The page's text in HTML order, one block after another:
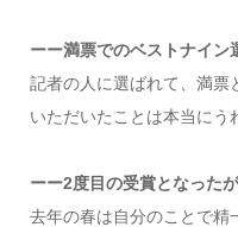
ーー満票でのベストナイン
記者の人に選ばれて、満票
いただいたことは本当にう
ーー2度目の受賞となった
去年の春は自分のことで精